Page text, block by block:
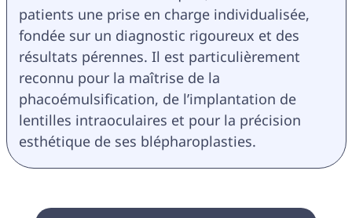
patients une prise en charge individualisée,
fondée sur un diagnostic rigoureux et des
résultats pérennes. Il est particulièrement
reconnu pour la maîtrise de la
phacoémulsification, de l’implantation de
lentilles intraoculaires et pour la précision
esthétique de ses blépharoplasties.